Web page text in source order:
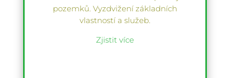
pozemků. Vyzdvižení základních
vlastností a služeb.
Zjistit více